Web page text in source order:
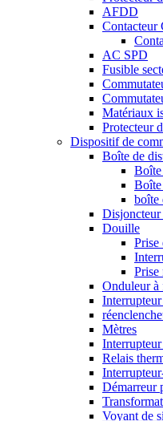
AFDD
Contacteur
AC SPD
Fusible
Matériaux
Protecteur
Dispositif de
Boîte de
Boîte
boîte
Douille
Prise
Prise
Onduleur à
Mètres
Relais
Démarreur
Voyant de